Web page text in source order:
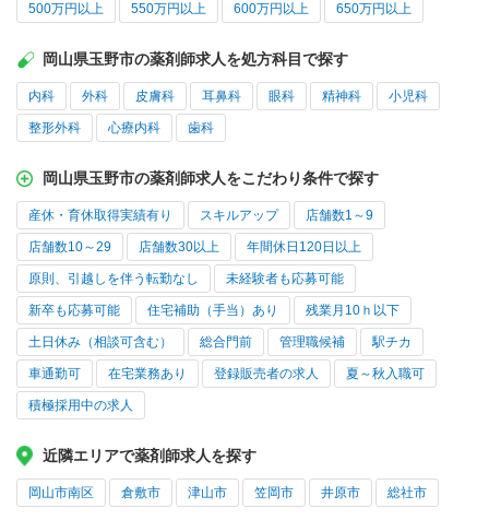
500万円以上 550万円以上 600万円以上 650万円以上
岡山県玉野市の薬剤師求人を処方科目で探す
内科 外科 皮膚科 耳鼻科 眼科 精神科 小児科
整形外科 心療内科 歯科
岡山県玉野市の薬剤師求人をこだわり条件で探す
産休・育休取得実績有り スキルアップ 店舗数1～9
店舗数10～29 店舗数30以上 年間休日120日以上
原則、引越しを伴う転勤なし 未経験者も応募可能
新卒も応募可能 住宅補助（手当）あり 残業月10ｈ以下
土日休み（相談可含む） 総合門前 管理職候補 駅チカ
車通勤可 在宅業務あり 登録販売者の求人 夏～秋入職可
積極採用中の求人
近隣エリアで薬剤師求人を探す
岡山市南区 倉敷市 津山市 笠岡市 井原市 総社市